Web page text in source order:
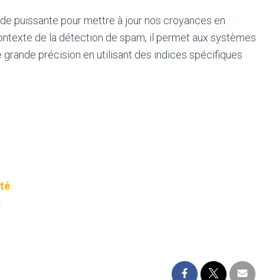
puissante pour mettre à jour nos croyances en
de la détection de spam, il permet aux systèmes
précision en utilisant des indices spécifiques